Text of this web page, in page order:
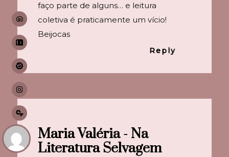
faço parte de alguns… e leitura
coletiva é praticamente um vício!
Beijocas
Reply
Maria Valéria - Na
Literatura Selvagem